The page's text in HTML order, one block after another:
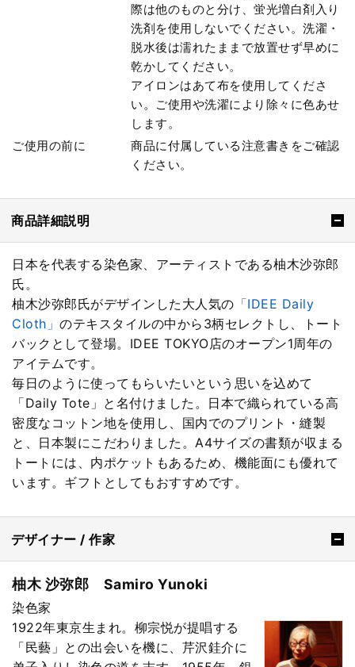
際は他のものと分け、蛍光増白剤入り
洗剤を使用しないでください。洗濯・
脱水後は濡れたままで放置せず早めに
乾かしてください。
アイロンはあて布を使用してくださ
い。ご使用や洗濯により除々に色あせ
します。
ご使用の前に
商品に付属している注意書きをご確認
ください。
商品詳細説明
日本を代表する染色家、アーティストである柚木沙弥郎
氏。
柚木沙弥郎氏がデザインした大人気の 「IDEE Daily
Cloth」 のテキスタイルの中から3柄セレクトし、トート
バックとして登場。IDEE TOKYO店のオープン1周年の
アイテムです。
毎日のように使ってもらいたいという思いを込めて
「Daily Tote」と名付けました。日本で織られている高
密度なコットン地を使用し、国内でのプリント・縫製
と、日本製にこだわりました。A4サイズの書類が収まる
トートには、内ポケットもあるため、機能面にも優れて
います。ギフトとしてもおすすめです。
デザイナー / 作家
柚木 沙弥郎 Samiro Yunoki
染色家
1922年東京生まれ。柳宗悦が提唱する
「民藝」との出会いを機に、芹沢銈介に